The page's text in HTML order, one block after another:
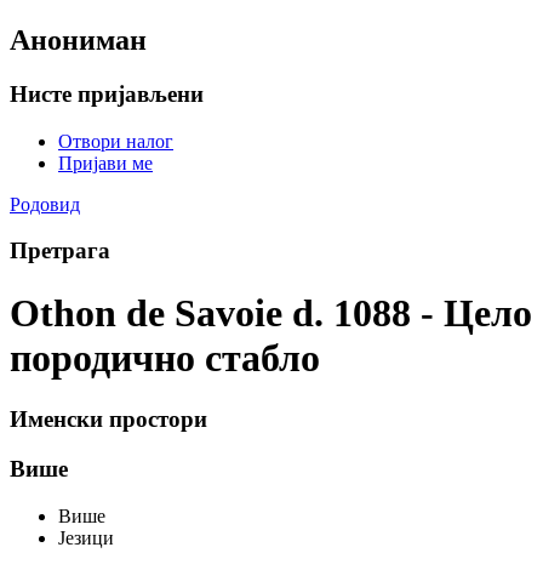
Анониман
Нисте пријављени
Отвори налог
Пријави ме
Родовид
Претрага
Othon de Savoie d. 1088 - Цело
породично стабло
Именски простори
Више
Више
Језици